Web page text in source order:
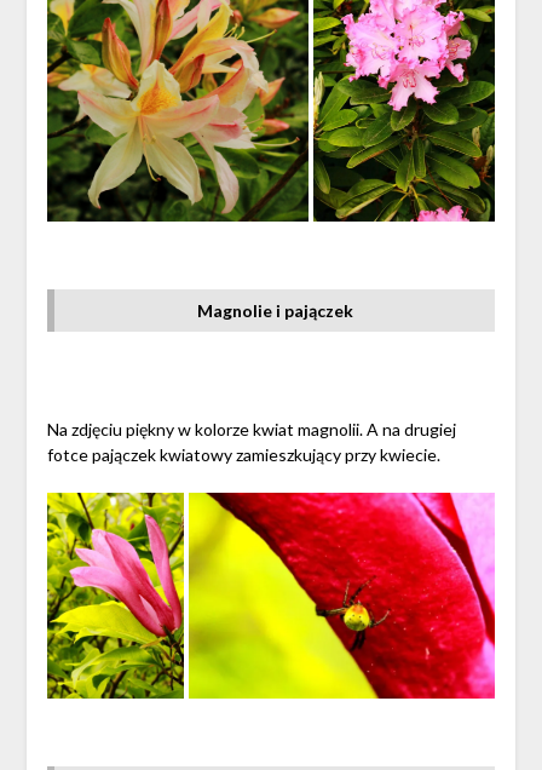
Magnolie i pajączek
Na zdjęciu piękny w kolorze kwiat magnolii. A na drugiej
fotce pajączek kwiatowy zamieszkujący przy kwiecie.